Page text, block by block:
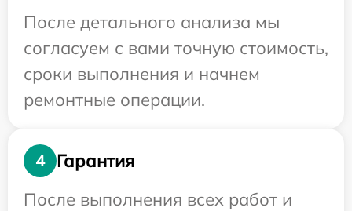
После детального анализа мы
согласуем с вами точную стоимость,
сроки выполнения и начнем
ремонтные операции.
4
Гарантия
После выполнения всех работ и